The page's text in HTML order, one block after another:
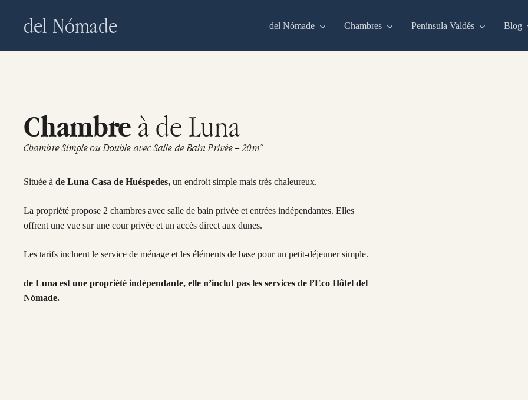
content
del Nómade del Nómade Chambres Península Valdés Blog
Chambre à de Luna
Chambre Simple ou Double avec Salle de Bain Privée – 20m²
Située à de Luna Casa de Huéspedes, un endroit simple mais très chaleureux.
La propriété propose 2 chambres avec salle de bain privée et entrées indépendantes. Elles
offrent une vue sur une cour privée et un accès direct aux dunes.
Les tarifs incluent le service de ménage et les éléments de base pour un petit-déjeuner simple.
de Luna est une propriété indépendante, elle n’inclut pas les services de l’Eco Hôtel del
Nómade.